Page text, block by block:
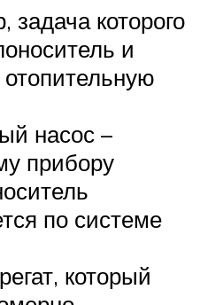
задача которого
и
отопительную
насос –
прибору
по системе
который